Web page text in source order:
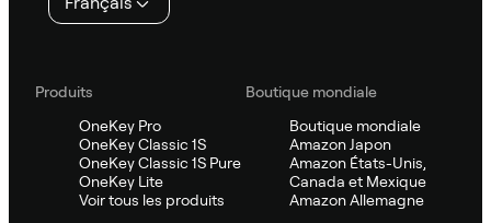
Produits
OneKey Pro
OneKey Classic 1S
OneKey Classic 1S Pure
OneKey Lite
Voir tous les produits
Boutique mondiale
Boutique mondiale
Amazon Japon
Amazon États-Unis,
Canada et Mexique
Amazon Allemagne